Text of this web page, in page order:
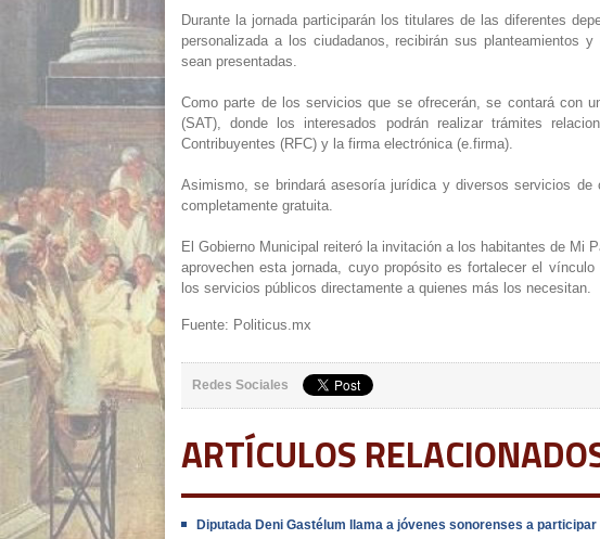
Durante la jornada participarán los titulares de las diferentes
personalizada a los ciudadanos, recibirán sus planteamientos
sean presentadas.
Como parte de los servicios que se ofrecerán, se contará con
(SAT), donde los interesados podrán realizar trámites
Contribuyentes (RFC) y la firma electrónica (e.firma).
Asimismo, se brindará asesoría jurídica y diversos servicios
completamente gratuita.
El Gobierno Municipal reiteró la invitación a los habitantes de Mi
aprovechen esta jornada, cuyo propósito es fortalecer el
los servicios públicos directamente a quienes más los necesitan.
Fuente: Politicus.mx
Redes Sociales
ARTÍCULOS
Diputada Deni Gastélum llama a jóvenes sonorenses a